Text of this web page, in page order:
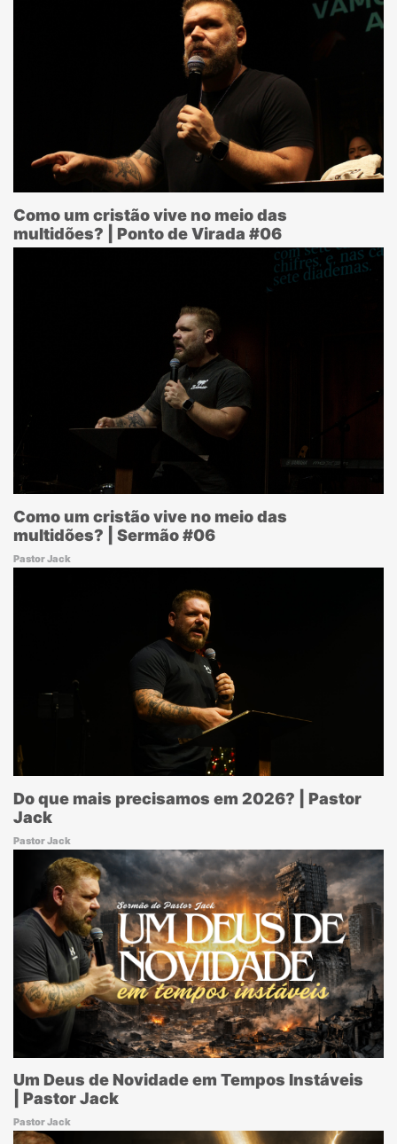
Como um cristão vive no meio das
multidões? | Ponto de Virada #06
Como um cristão vive no meio das
multidões? | Sermão #06
Pastor Jack
Do que mais precisamos em 2026? | Pastor
Jack
Pastor Jack
Um Deus de Novidade em Tempos Instáveis
| Pastor Jack
Pastor Jack